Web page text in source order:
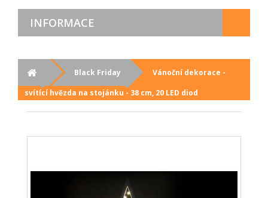
INFORMACE
Black Friday
Vánoční dekorace -
svítící hvězda na stojánku - 38 cm, 20 LED diod